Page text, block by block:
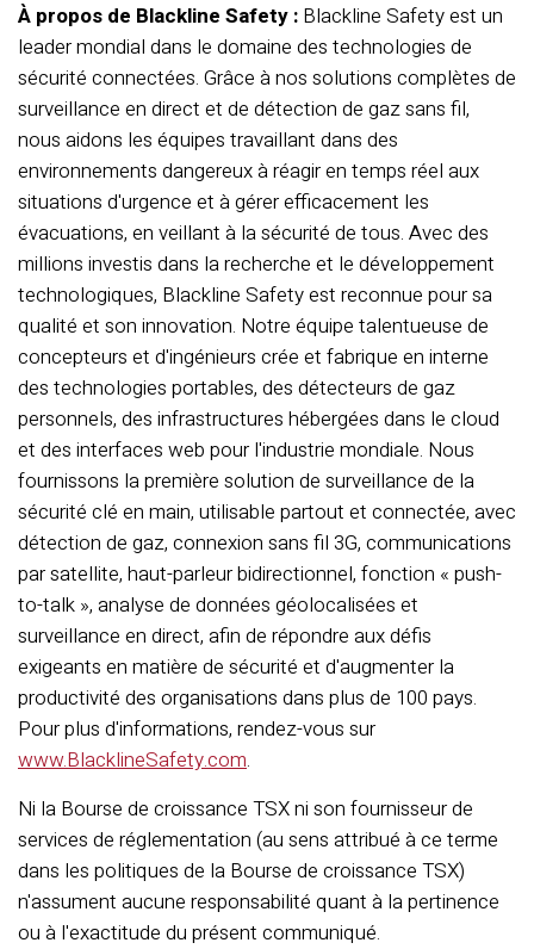
À propos de Blackline Safety : Blackline Safety est un
leader mondial dans le domaine des technologies de
sécurité connectées. Grâce à nos solutions complètes de
surveillance en direct et de détection de gaz sans fil,
nous aidons les équipes travaillant dans des
environnements dangereux à réagir en temps réel aux
situations d'urgence et à gérer efficacement les
évacuations, en veillant à la sécurité de tous. Avec des
millions investis dans la recherche et le développement
technologiques, Blackline Safety est reconnue pour sa
qualité et son innovation. Notre équipe talentueuse de
concepteurs et d'ingénieurs crée et fabrique en interne
des technologies portables, des détecteurs de gaz
personnels, des infrastructures hébergées dans le cloud
et des interfaces web pour l'industrie mondiale. Nous
fournissons la première solution de surveillance de la
sécurité clé en main, utilisable partout et connectée, avec
détection de gaz, connexion sans fil 3G, communications
par satellite, haut-parleur bidirectionnel, fonction « push-
to-talk », analyse de données géolocalisées et
surveillance en direct, afin de répondre aux défis
exigeants en matière de sécurité et d'augmenter la
productivité des organisations dans plus de 100 pays.
Pour plus d'informations, rendez-vous sur
www.BlacklineSafety.com.
Ni la Bourse de croissance TSX ni son fournisseur de
services de réglementation (au sens attribué à ce terme
dans les politiques de la Bourse de croissance TSX)
n'assument aucune responsabilité quant à la pertinence
ou à l'exactitude du présent communiqué.